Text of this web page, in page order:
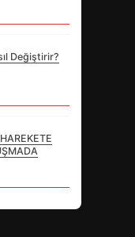
Değiştirir?
NE
TÜRKİYE